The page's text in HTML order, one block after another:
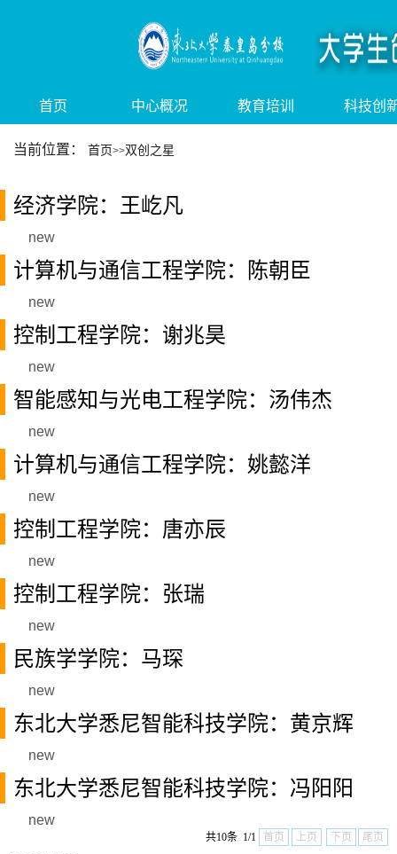
首页 中心概况 教育培训 科技创
当前位置： 首页>>双创之星
经济学院：王屹凡
new
计算机与通信工程学院：陈朝臣
new
控制工程学院：谢兆昊
new
智能感知与光电工程学院：汤伟杰
new
计算机与通信工程学院：姚懿洋
new
控制工程学院：唐亦辰
new
控制工程学院：张瑞
new
民族学学院：马琛
new
东北大学悉尼智能科技学院：黄京辉
new
东北大学悉尼智能科技学院：冯阳阳
new
共10条 1/1 首页 上页 下页 尾页